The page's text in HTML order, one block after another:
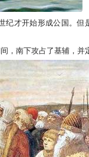
纪才开始形成公国。但
，南下攻占了基辅，并